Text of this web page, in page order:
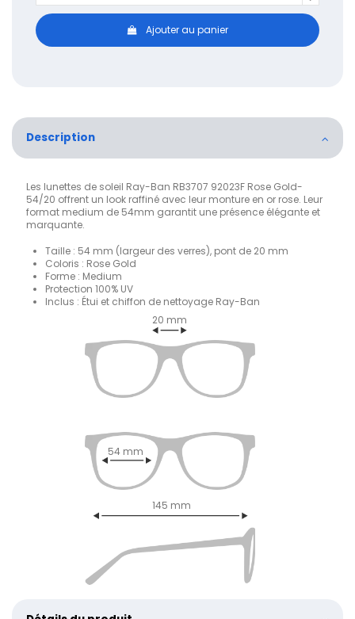
Ajouter au panier
Description
Les lunettes de soleil Ray-Ban RB3707 92023F Rose Gold-
54/20 offrent un look raffiné avec leur monture en or rose. Leur
format medium de 54mm garantit une présence élégante et
marquante.
Taille : 54 mm (largeur des verres), pont de 20 mm
Coloris : Rose Gold
Forme : Medium
Protection 100% UV
Inclus : Étui et chiffon de nettoyage Ray-Ban
20 mm
54 mm
145 mm